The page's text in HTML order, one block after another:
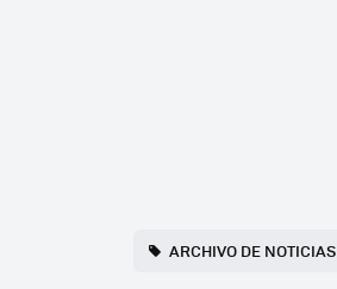
ARCHIVO DE NOTICIAS